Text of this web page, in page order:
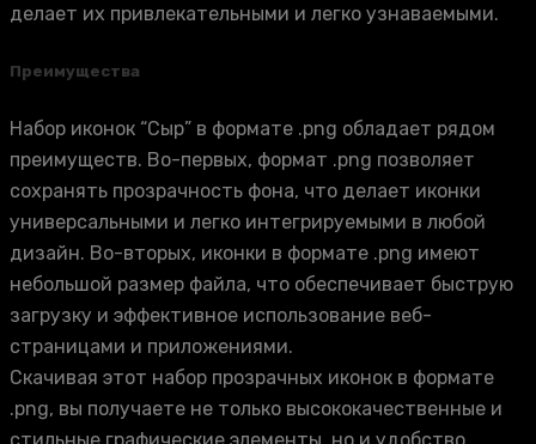
делает их привлекательными и легко узнаваемыми.
Преимущества
Набор иконок “Сыр” в формате .png обладает рядом
преимуществ. Во-первых, формат .png позволяет
сохранять прозрачность фона, что делает иконки
универсальными и легко интегрируемыми в любой
дизайн. Во-вторых, иконки в формате .png имеют
небольшой размер файла, что обеспечивает быструю
загрузку и эффективное использование веб-
страницами и приложениями.
Скачивая этот набор прозрачных иконок в формате
.png, вы получаете не только высококачественные и